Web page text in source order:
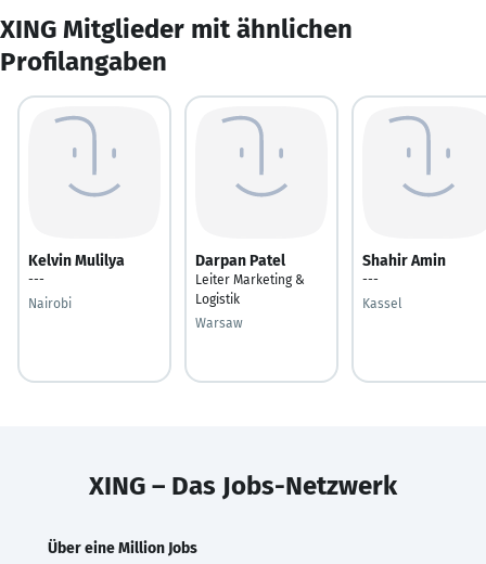
XING Mitglieder mit ähnlichen
Profilangaben
Kelvin Mulilya
---
Nairobi
Darpan Patel
Leiter Marketing &
Logistik
Warsaw
Shahir Amin
---
Kassel
XING – Das Jobs-Netzwerk
Über eine Million Jobs